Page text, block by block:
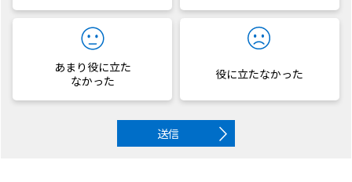
あまり役に立た
なかった
役に立たなかった
送信